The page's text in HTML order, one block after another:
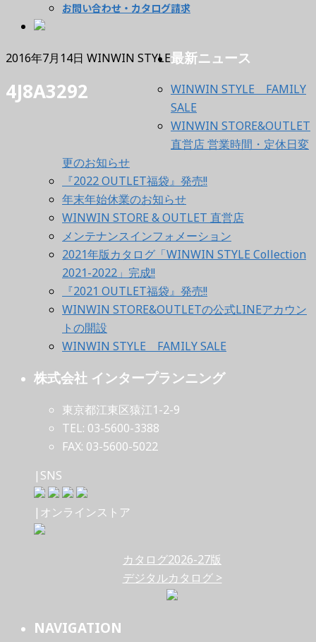
お問い合わせ・カタログ請求
2016年7月14日 WINWIN STYLE
4J8A3292
最新ニュース
WINWIN STYLE FAMILY
SALE
WINWIN STORE&OUTLET
直営店 営業時間・定休日変
更のお知らせ
『2022 OUTLET福袋』発売!!
年末年始休業のお知らせ
WINWIN STORE & OUTLET 直営店
メンテナンスインフォメーション
2021年版カタログ「WINWIN STYLE Collection
2021-2022」完成!!
『2021 OUTLET福袋』発売!!
WINWIN STORE&OUTLETの公式LINEアカウン
トの開設
WINWIN STYLE FAMILY SALE
株式会社 インタープランニング
東京都江東区猿江1-2-9
TEL: 03-5600-3388
FAX: 03-5600-5022
|SNS
|オンラインストア
カタログ2026-27版
デジタルカタログ >
NAVIGATION